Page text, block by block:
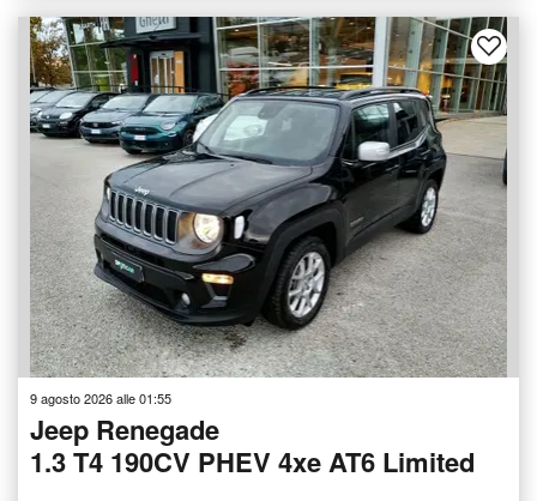
9 agosto 2026 alle 01:55
Jeep Renegade
1.3 T4 190CV PHEV 4xe AT6 Limited